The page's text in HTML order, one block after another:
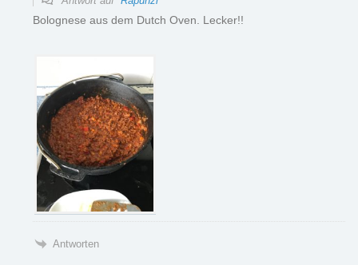
Bolognese aus dem Dutch Oven. Lecker!!
Antworten